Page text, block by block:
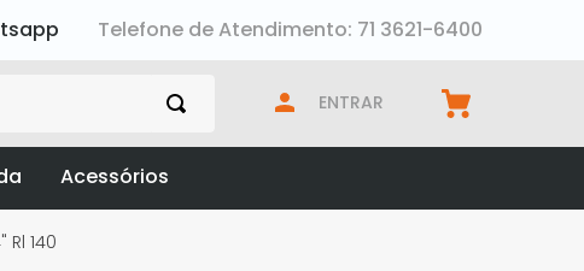
Telefone de Atendimento: 71 3621-6400
ENTRAR
Acessórios
140